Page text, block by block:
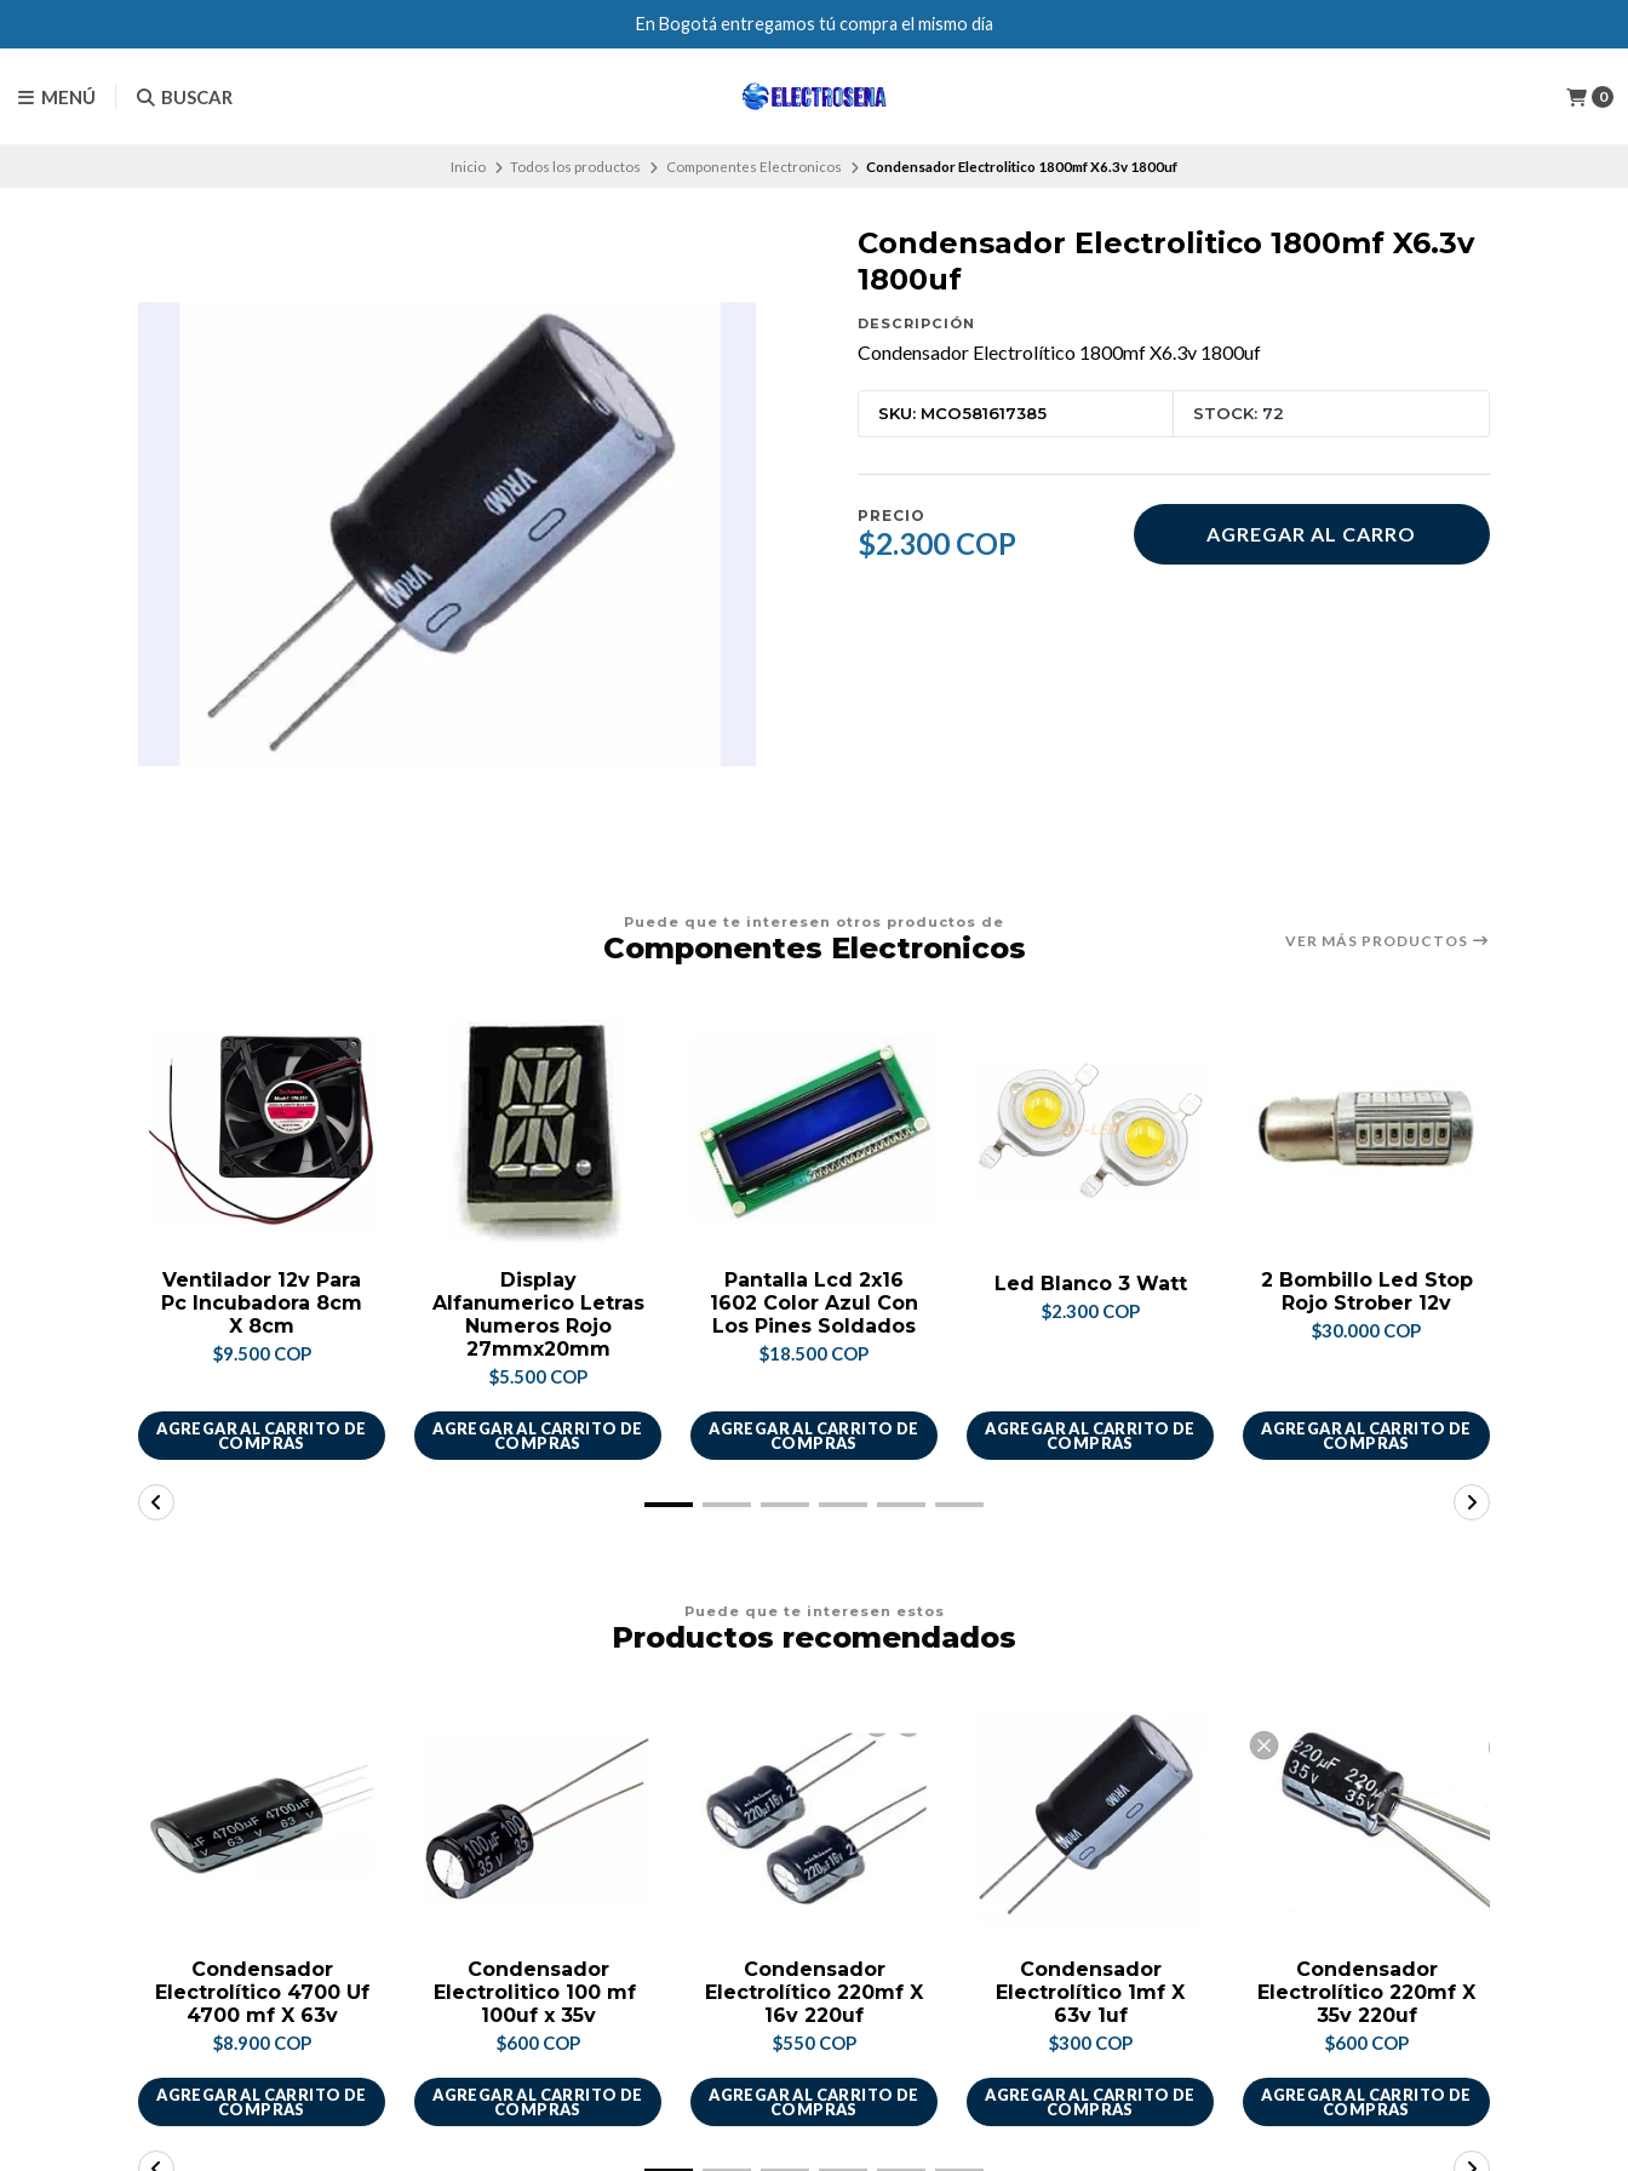
MENÚ BUSCAR 0
En Bogotá entregamos tú compra el mismo día
Inicio Todos los productos Componentes Electronicos Condensador Electrolitico 1800mf X6.3v 1800uf
Condensador Electrolitico 1800mf X6.3v
1800uf
DESCRIPCIÓN
Condensador Electrolítico 1800mf X6.3v 1800uf
SKU: MCO581617385 STOCK: 72
PRECIO
$2.300 COP AGREGAR AL CARRO
Puede que te interesen otros productos de
Componentes Electronicos VER MÁS PRODUCTOS
Ventilador 12v Para
Pc Incubadora 8cm
X 8cm
$9.500 COP
AGREGAR AL CARRITO DE
COMPRAS
Display
Alfanumerico Letras
Numeros Rojo
27mmx20mm
$5.500 COP
AGREGAR AL CARRITO DE
COMPRAS
Pantalla Lcd 2x16
1602 Color Azul Con
Los Pines Soldados
$18.500 COP
AGREGAR AL CARRITO DE
COMPRAS
Led Blanco 3 Watt
$2.300 COP
AGREGAR AL CARRITO DE
COMPRAS
2 Bombillo Led Stop
Rojo Strober 12v
$30.000 COP
AGREGAR AL CARRITO DE
COMPRAS
Puede que te interesen estos
Productos recomendados
Condensador
Electrolítico 4700 Uf
4700 mf X 63v
$8.900 COP
AGREGAR AL CARRITO DE
COMPRAS
Condensador
Electrolitico 100 mf
100uf x 35v
$600 COP
AGREGAR AL CARRITO DE
COMPRAS
Condensador
Electrolítico 220mf X
16v 220uf
$550 COP
AGREGAR AL CARRITO DE
COMPRAS
Condensador
Electrolítico 1mf X
63v 1uf
$300 COP
AGREGAR AL CARRITO DE
COMPRAS
Condensador
Electrolítico 220mf X
35v 220uf
$600 COP
AGREGAR AL CARRITO DE
COMPRAS